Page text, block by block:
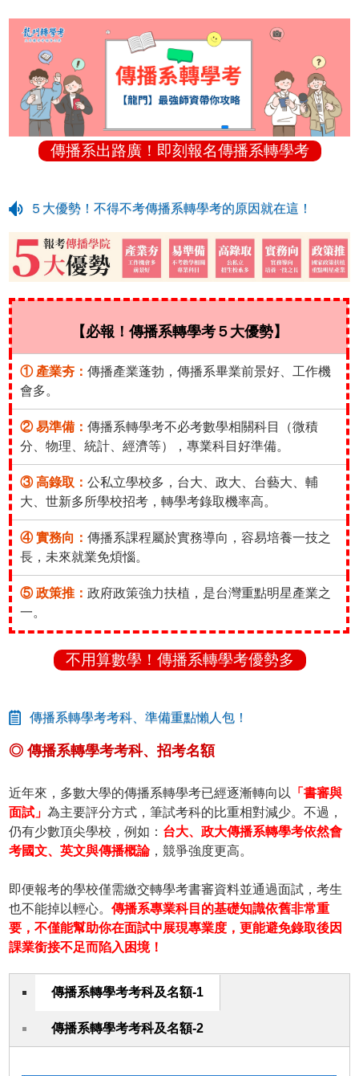
傳播系出路廣！即刻報名傳播系轉學考
５大優勢！不得不考傳播系轉學考的原因就在這！
【必報！傳播系轉學考５大優勢】
① 產業夯：傳播產業蓬勃，傳播系畢業前景好、工作機
會多。
② 易準備：傳播系轉學考不必考數學相關科目（微積
分、物理、統計、經濟等），專業科目好準備。
③ 高錄取：公私立學校多，台大、政大、台藝大、輔
大、世新多所學校招考，轉學考錄取機率高。
④ 實務向：傳播系課程屬於實務導向，容易培養一技之
長，未來就業免煩惱。
⑤ 政策推：政府政策強力扶植，是台灣重點明星產業之
一。
不用算數學！傳播系轉學考優勢多
傳播系轉學考考科、準備重點懶人包！
◎ 傳播系轉學考考科、招考名額
近年來，多數大學的傳播系轉學考已經逐漸轉向以
「書審與
面試」為主要評分方式，筆試考科的比重相對減少。不過，
仍有少數頂尖學校，例如： 台大、政大傳播系轉學考依然會
考國文、英文與傳播概論，競爭強度更高。
即便報考的學校僅需繳交轉學考書審資料並通過面試，考生
也不能掉以輕心。傳播系專業科目的基礎知識依舊非常重
要，不僅能幫助你在面試中展現專業度，更能避免錄取後因
課業銜接不足而陷入困境！
傳播系轉學考考科及名額-1
傳播系轉學考考科及名額-2